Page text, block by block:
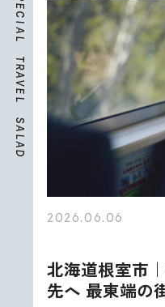
E
C
I
A
L
T
R
A
V
E
L
S
A
L
A
D
2026.06.06
北海道根室市
先へ 最東端の